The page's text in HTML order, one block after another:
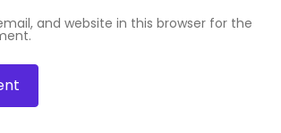
and website in this browser for the